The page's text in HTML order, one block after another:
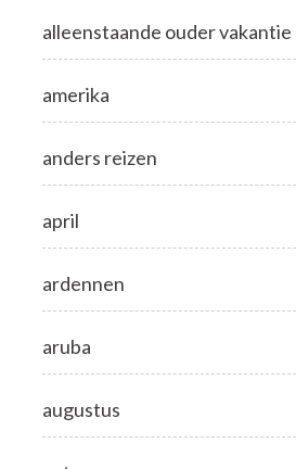
alleenstaande ouder vakantie
amerika
anders reizen
april
ardennen
aruba
augustus